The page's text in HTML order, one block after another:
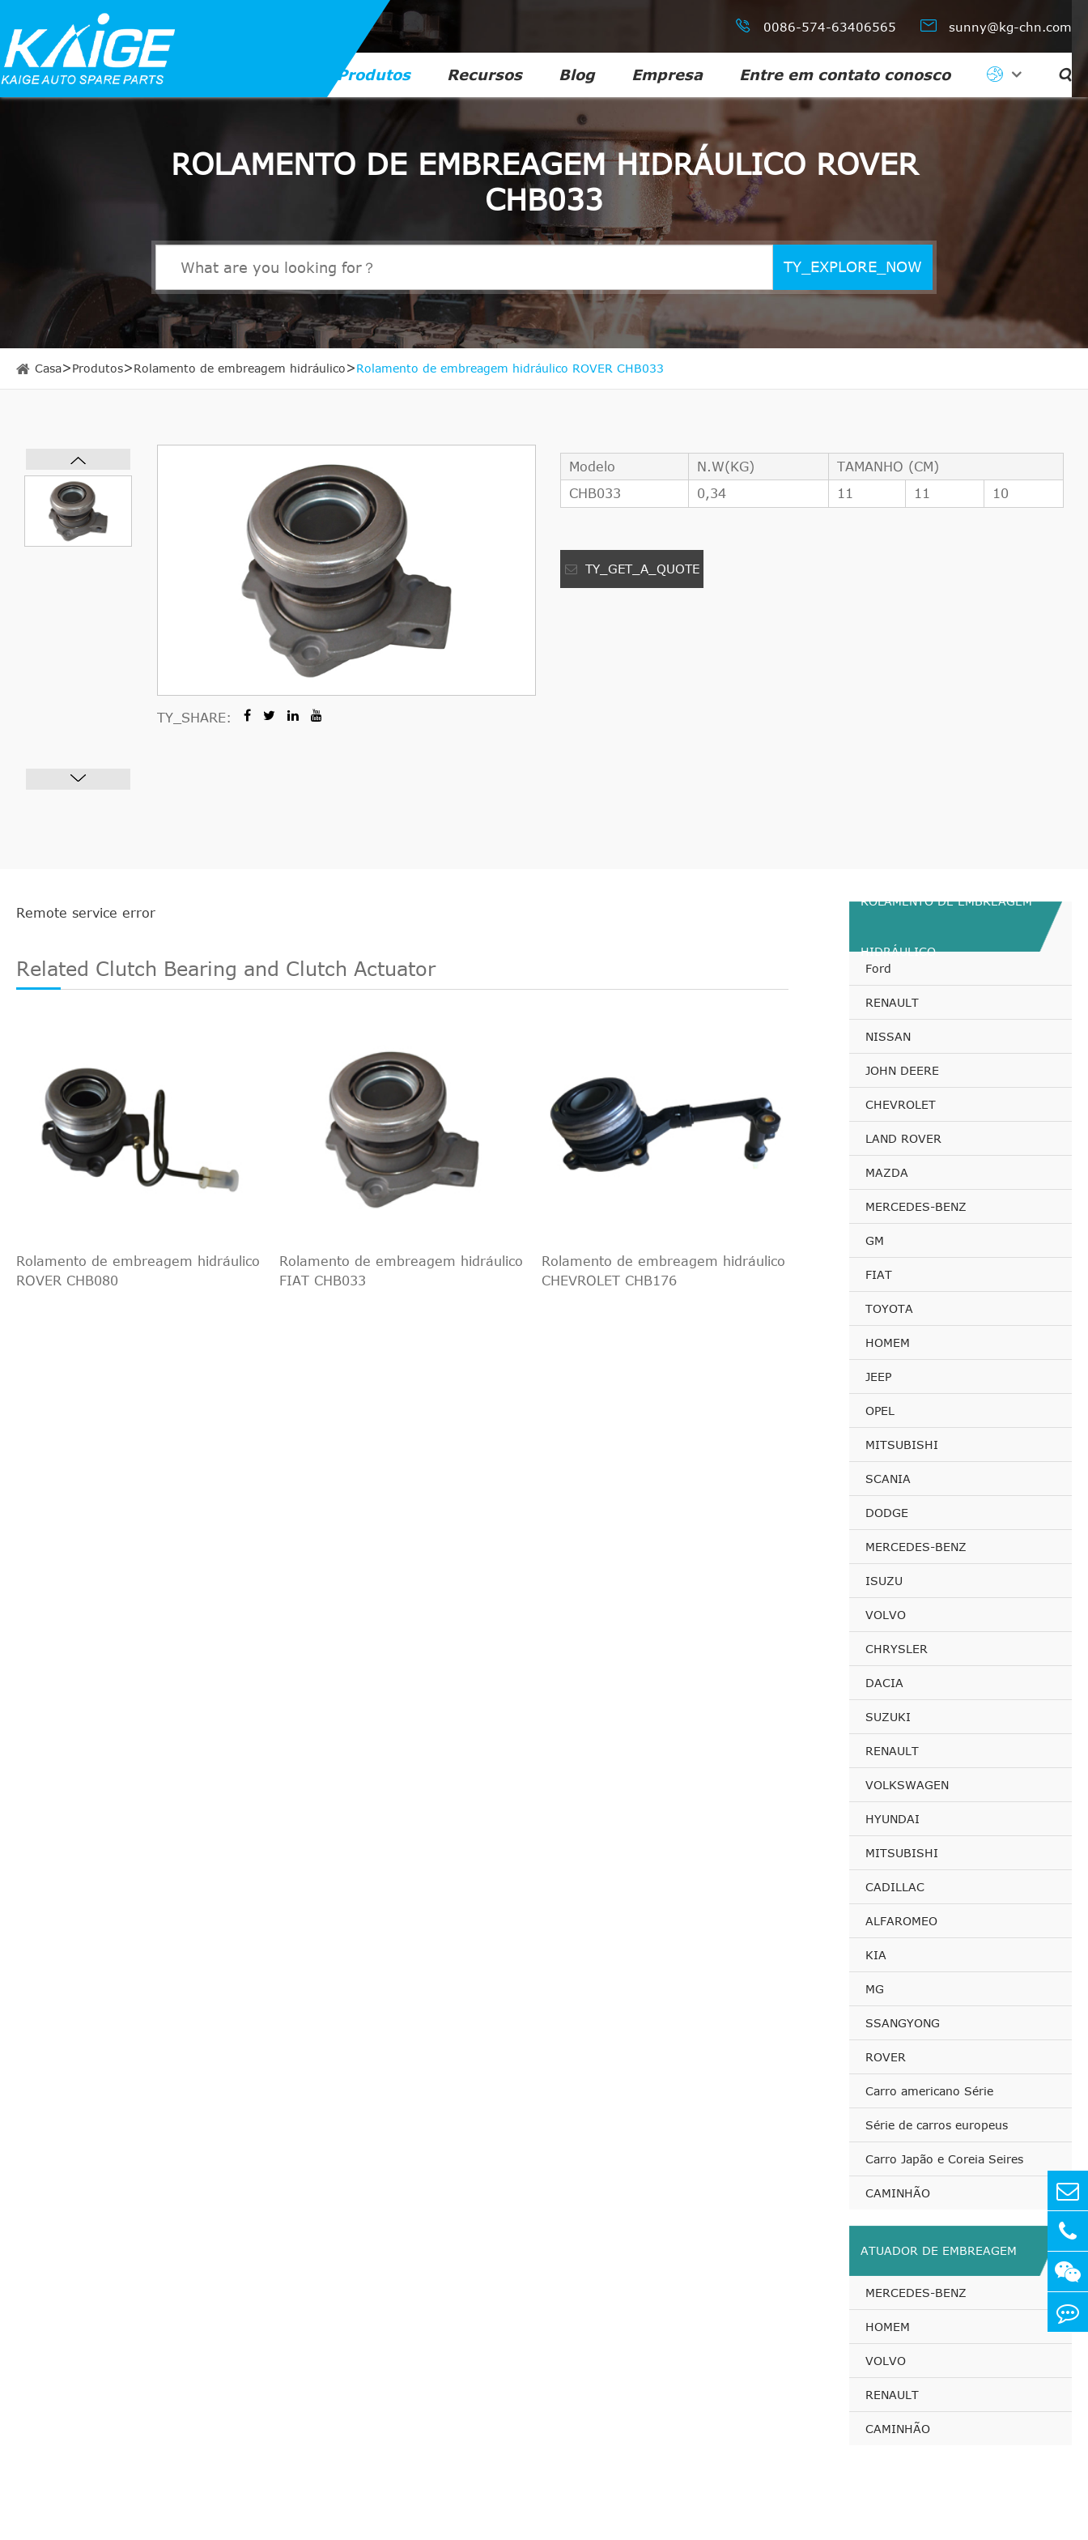
 0086-574-63406565  sunny@kg-chn.com
Produtos Recursos Blog Empresa Entre em contato conosco 
ROLAMENTO DE EMBREAGEM HIDRÁULICO ROVER
CHB033
TY_EXPLORE_NOW
Casa Produtos Rolamento de embreagem hidráulico Rolamento de embreagem hidráulico ROVER CHB033
TY_SHARE:
Modelo N.W(KG)
TAMANHO (CM)
CHB033
0,34 11 11 10
TY_GET_A_QUOTE
Remote service error
Related Clutch Bearing and Clutch Actuator
Rolamento de embreagem hidráulico
ROVER CHB080
Rolamento de embreagem hidráulico
FIAT CHB033
Rolamento de embreagem hidráulico
CHEVROLET CHB176
ROLAMENTO DE EMBREAGEM
HIDRÁULICO
Ford
RENAULT
NISSAN
JOHN DEERE
CHEVROLET
LAND ROVER
MAZDA
MERCEDES-BENZ
GM
FIAT
TOYOTA
HOMEM
JEEP
OPEL
MITSUBISHI
SCANIA
DODGE
MERCEDES-BENZ
ISUZU
VOLVO
CHRYSLER
DACIA
SUZUKI
RENAULT
VOLKSWAGEN
HYUNDAI
MITSUBISHI
CADILLAC
ALFAROMEO
KIA
MG
SSANGYONG
ROVER
Carro americano Série
Série de carros europeus
Carro Japão e Coreia Seires
CAMINHÃO
ATUADOR DE EMBREAGEM
MERCEDES-BENZ
HOMEM
VOLVO
RENAULT
CAMINHÃO